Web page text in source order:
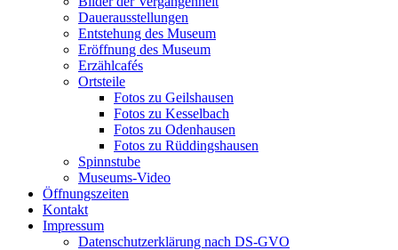
Dauerausstellungen
Entstehung des Museum
Eröffnung des Museum
Erzählcafés
Ortsteile
Fotos zu Geilshausen
Fotos zu Kesselbach
Fotos zu Odenhausen
Fotos zu Rüddingshausen
Spinnstube
Museums-Video
Öffnungszeiten
Kontakt
Impressum
Datenschutzerklärung nach DS-GVO